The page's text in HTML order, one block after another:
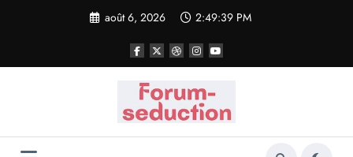
août 6, 2026 2:49:40 PM